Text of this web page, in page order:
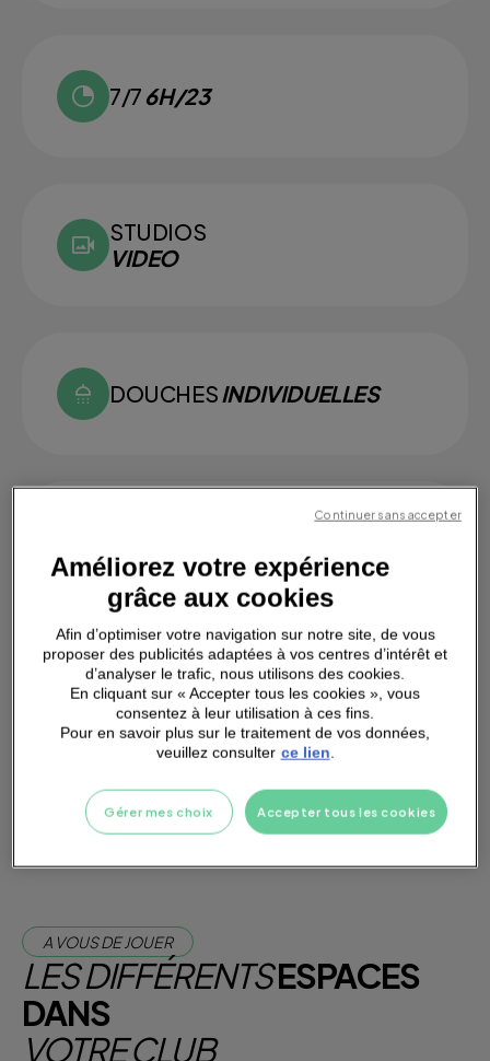
7/7 6H/23
STUDIOS
VIDEO
DOUCHESINDIVIDUELLES
PARKINGA PROXIMITÉ
Je teste la salle
A VOUS DE JOUER
LES DIFFÉRENTSESPACES
DANS
VOTRE CLUB
Améliorez votre expérience
grâce aux cookies
Afin d’optimiser votre navigation sur notre site, de vous
proposer des publicités adaptées à vos centres d’intérêt et
d’analyser le trafic, nous utilisons des cookies.
En cliquant sur « Accepter tous les cookies », vous
consentez à leur utilisation à ces fins.
Pour en savoir plus sur le traitement de vos données,
veuillez consulter ce lien
Accepter tous les cookies
Gérer mes choix
Continuer sans accepter